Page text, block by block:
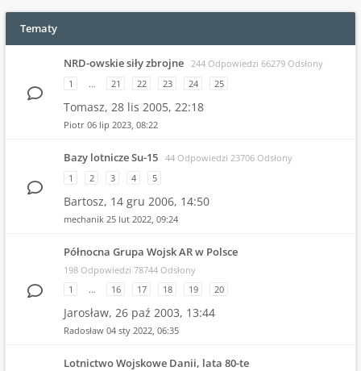
Tematy
NRD-owskie siły zbrojne 244 Odpowiedzi 66279 Odsłony
1
… 21 22 23 24 25
Tomasz, 28 lis 2005, 22:18
Piotr 06 lip 2023, 08:22
Bazy lotnicze Su-15 44 Odpowiedzi 23706 Odsłony
1
2 3 4 5
Bartosz, 14 gru 2006, 14:50
mechanik 25 lut 2022, 09:24
Północna Grupa Wojsk AR w Polsce
198 Odpowiedzi 78744 Odsłony
1
… 16 17 18 19 20
Jarosław, 26 paź 2003, 13:44
Radosław 04 sty 2022, 06:35
Lotnictwo Wojskowe Danii, lata 80-te